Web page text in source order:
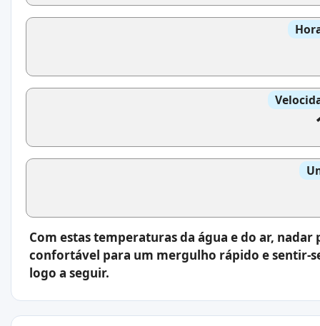
Com estas temperaturas da água e do ar,
confortável para um mergulho rápido e sentir-
logo a seguir.